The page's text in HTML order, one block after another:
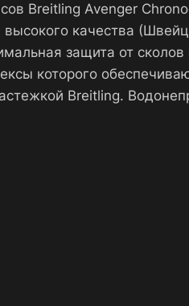
Breitling Avenger
высокого качества
защита от
которого
Breitling.